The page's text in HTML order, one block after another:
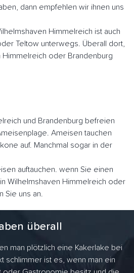
dann empfehlen wir ihnen uns
Himmelreich ist auch
Teltow unterwegs. Überall dort,
oder Brandenburg
und Brandenburg befreien
Ameisen tauchen
auf. Manchmal sogar in der
auftauchen. wenn Sie einen
Wilhelmshaven Himmelreich oder
Sie uns an.
überall
man plötzlich eine Kakerlake bei
schlimmer ist es, wenn man ein